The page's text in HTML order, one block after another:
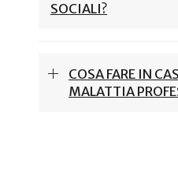
SOCIALI?
COSA FARE IN
MALATTIA